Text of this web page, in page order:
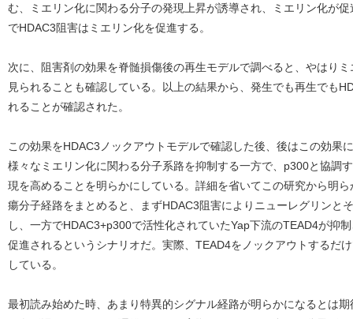
む、ミエリン化に関わる分子の発現上昇が誘導され、ミエリン化が
でHDAC3阻害はミエリン化を促進する。
次に、阻害剤の効果を脊髄損傷後の再生モデルで調べると、やはり
見られることも確認している。以上の結果から、発生でも再生でも
れることが確認された。
この効果をHDAC3ノックアウトモデルで確認した後、後はこの効果
様々なミエリン化に関わる分子系路を抑制する一方で、p300と協調
現を高めることを明らかにしている。詳細を省いてこの研究から明
瘍分子経路をまとめると、まずHDAC3阻害によりニューレグリンと
し、一方でHDAC3+p300で活性化されていたYap下流のTEAD4が抑
促進されるというシナリオだ。実際、TEAD4をノックアウトするだ
している。
最初読み始めた時、あまり特異的シグナル経路が明らかになるとは